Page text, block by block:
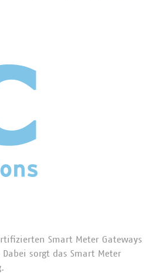
Smart Meter Gateways
sorgt das Smart Meter